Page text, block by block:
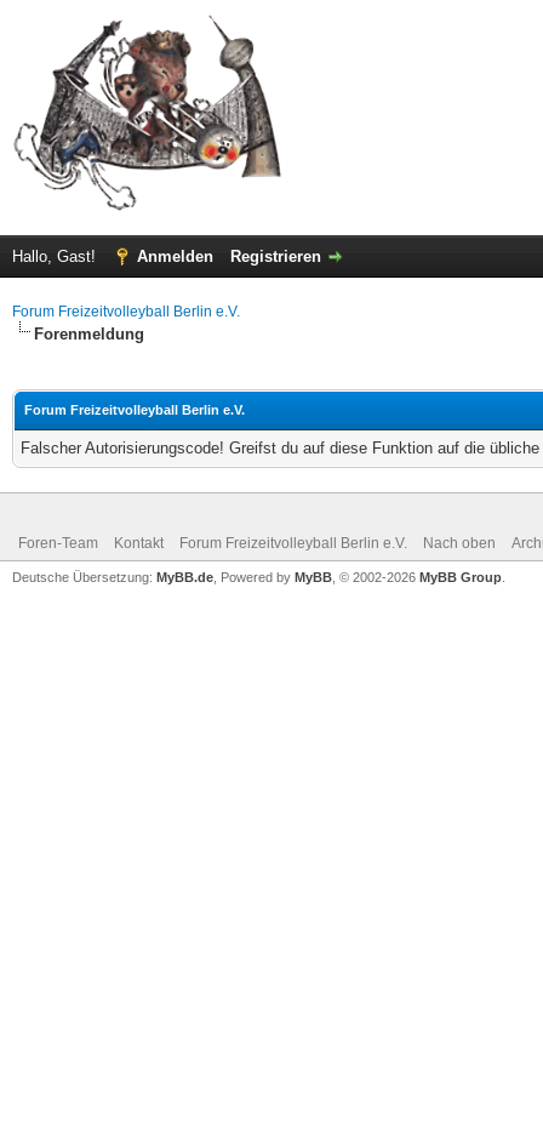
Hallo, Gast! Anmelden Registrieren
Forum Freizeitvolleyball Berlin e.V.
Forenmeldung
Forum Freizeitvolleyball Berlin e.V.
Falscher Autorisierungscode! Greifst du auf diese Funktion auf die
Foren-Team Kontakt Forum Freizeitvolleyball Berlin e.V. Nach oben
Deutsche Übersetzung: MyBB.de , Powered by MyBB , © 2002-2026 MyBB Group